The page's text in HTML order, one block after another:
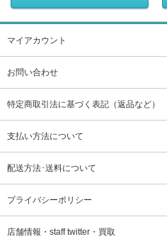
マイアカウント
お問い合わせ
特定商取引法に基づく表記（返品など）
支払い方法について
配送方法･送料について
プライバシーポリシー
店舗情報・staff twitter・買取